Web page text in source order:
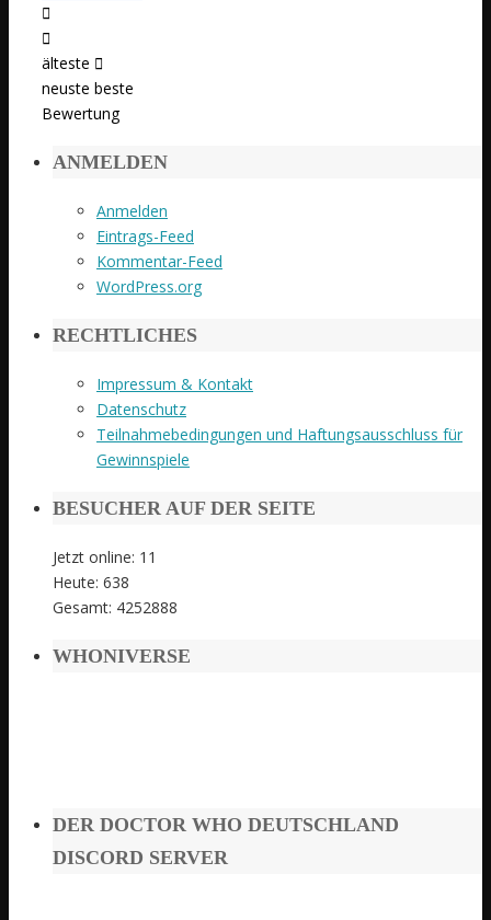
älteste
neuste beste
Bewertung
ANMELDEN
Anmelden
Eintrags-Feed
Kommentar-Feed
WordPress.org
RECHTLICHES
Impressum & Kontakt
Datenschutz
Teilnahmebedingungen und Haftungsausschluss für
Gewinnspiele
BESUCHER AUF DER SEITE
Jetzt online: 11
Heute: 638
Gesamt: 4252888
WHONIVERSE
DER DOCTOR WHO DEUTSCHLAND
DISCORD SERVER